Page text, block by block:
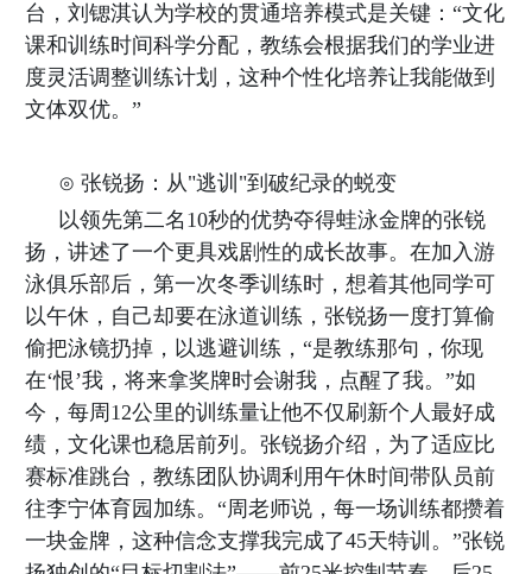
台，刘锶淇认为学校的贯通培养模式是关键：“文化
课和训练时间科学分配，教练会根据我们的学业进
度灵活调整训练计划，这种个性化培养让我能做到
文体双优。”
⊙ 张锐扬：从"逃训"到破纪录的蜕变
以领先第二名10秒的优势夺得蛙泳金牌的张锐
扬，讲述了一个更具戏剧性的成长故事。在加入游
泳俱乐部后，第一次冬季训练时，想着其他同学可
以午休，自己却要在泳道训练，张锐扬一度打算偷
偷把泳镜扔掉，以逃避训练，“是教练那句，你现
在‘恨’我，将来拿奖牌时会谢我，点醒了我。”如
今，每周12公里的训练量让他不仅刷新个人最好成
绩，文化课也稳居前列。张锐扬介绍，为了适应比
赛标准跳台，教练团队协调利用午休时间带队员前
往李宁体育园加练。“周老师说，每一场训练都攒着
一块金牌，这种信念支撑我完成了45天特训。”张锐